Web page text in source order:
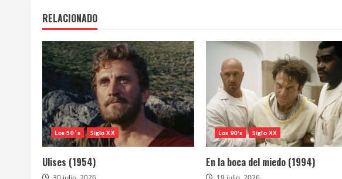
RELACIONADO
Los 50´s Siglo XX
Ulises (1954)
Los 90's Siglo XX
En la boca del miedo (1994)